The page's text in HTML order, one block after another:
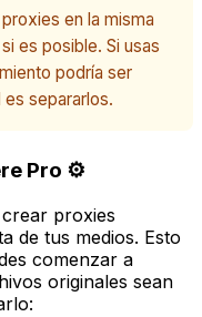
en la misma
es posible. Si usas
podría ser
separarlos.
Pro ⚙️
proxies
de tus medios. Esto
comenzar a
originales sean